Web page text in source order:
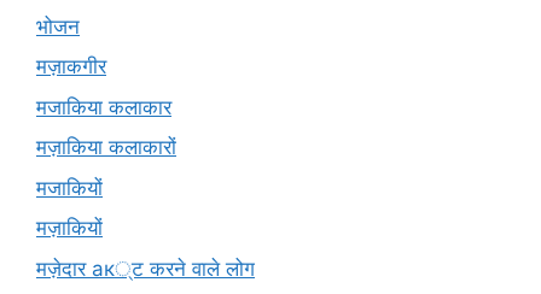
भोजन
मज़ाकगीर
मजाकिया कलाकार
मज़ाकिया कलाकारों
मजाकियों
मज़ाकियों
मज़ेदार ак्ट करने वाले लोग